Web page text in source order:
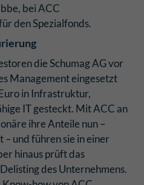
bei ACC
den Spezialfonds.
die Schumag AG vor
Management eingesetzt
in Infrastruktur,
IT gesteckt. Mit ACC an
ihre Anteile nun –
– und führen sie in einer
hinaus prüft das
des Unternehmens.